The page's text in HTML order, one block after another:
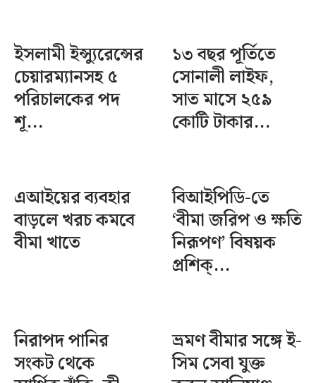
ইসলামী ইন্স্যুরেন্সের
চেয়ারম্যানসহ ৫
পরিচালকের পদ
শূ...
১৩ বছর পূর্তিতে
সোনালী লাইফ,
সাত মাসে ২৫৯
কোটি টাকার...
এআইয়ের ব্যবহার
বাড়লে খরচ কমবে
বীমা খাতে
বিআইপিডি-তে
‘বীমা জরিপ ও ক্ষতি
নিরূপণ’ বিষয়ক
প্রশিক্...
নিরাপদ পানির
সংকট থেকে
ভ্রমণ বীমার সঙ্গে ই-
সিম সেবা যুক্ত